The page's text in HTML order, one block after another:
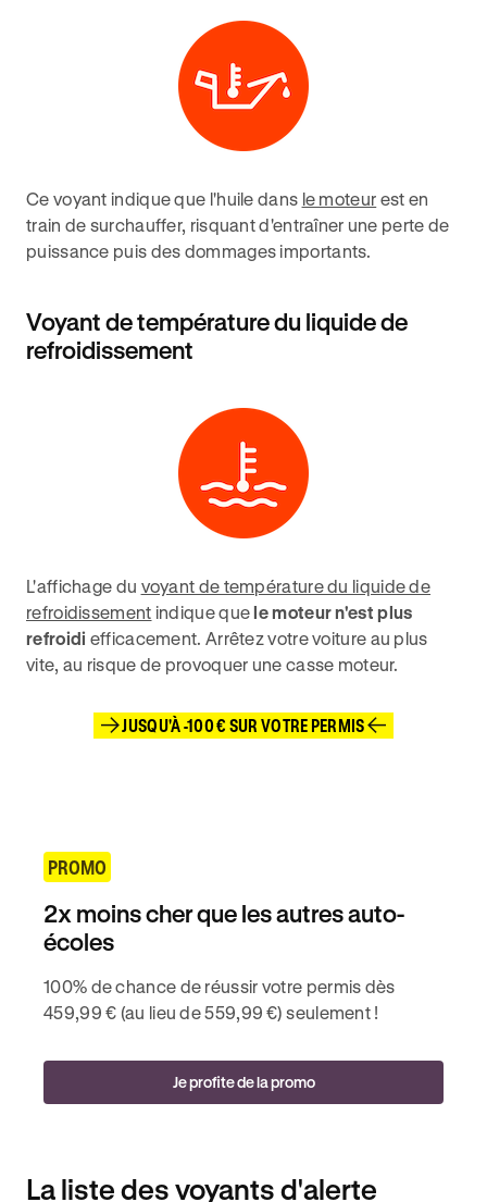
Ce voyant indique que l'huile dans le moteur est en
train de surchauffer, risquant d'entraîner une perte de
puissance puis des dommages importants.
Voyant de température du liquide de
refroidissement
L'affichage du voyant de température du liquide de
refroidissement indique quele moteur n'est plus
refroidi efficacement. Arrêtez votre voiture au plus
vite, au risque de provoquer une casse moteur.
JUSQU'À -100 € SUR VOTRE PERMIS
PROMO
2x moins cher que les autres auto-
écoles
100% de chance de réussir votre permis dès
459,99 € (au lieu de 559,99 €) seulement !
Je profite de la promo
La liste des voyants d'alerte